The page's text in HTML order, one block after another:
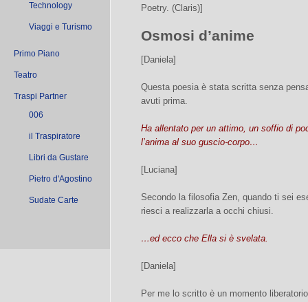
Technology
Viaggi e Turismo
Primo Piano
Teatro
Traspi Partner
006
il Traspiratore
Libri da Gustare
Pietro d'Agostino
Sudate Carte
Poetry. (Claris)]
Osmosi d’anime
[Daniela]
Questa poesia è stata scritta senza
avuti prima.
Ha allentato per un attimo, un soffio di
l’anima al suo guscio-corpo…
[Luciana]
Secondo la filosofia Zen, quando ti sei
riesci a realizzarla a occhi chiusi.
…ed ecco che Ella si è svelata.
[Daniela]
Per me lo scritto è un momento